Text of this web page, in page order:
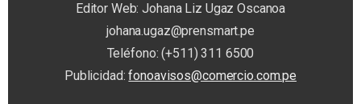
Editor Web: Johana Liz Ugaz Oscanoa
johana.ugaz@prensmart.pe
Teléfono: (+511) 311 6500
Publicidad:fonoavisos@comercio.com.pe